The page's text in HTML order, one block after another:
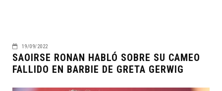
19/09/2022
SAOIRSE RONAN HABLÓ SOBRE SU CAMEO
FALLIDO EN BARBIE DE GRETA GERWIG